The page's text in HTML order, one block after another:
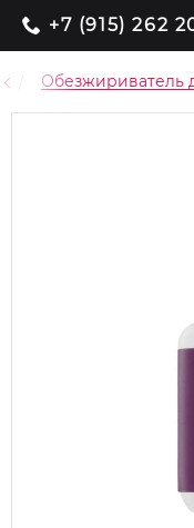
+7 (915) 262
Обезжириватель